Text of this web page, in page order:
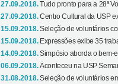
27.09.2018.Tudo pronto para a 28ª
27.09.2018.Centro Cultural da USP
15.09.2018.Seleção de voluntários
15.09.2018. Expressões exibe 35
14.09.2018.Simpósio aborda o bem-
06.09.2018.Aconteceu na USP
31.08.2018.Seleção de voluntários